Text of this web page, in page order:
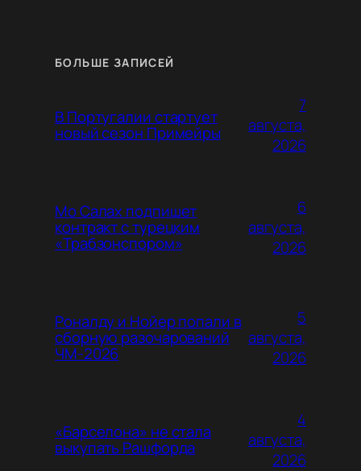
БОЛЬШЕ ЗАПИСЕЙ
В Португалии стартует
новый сезон Примейры
7
августа,
2026
Мо Салах подпишет
контракт с турецким
«Трабзонспором»
6
августа,
2026
Роналду и Нойер попали в
сборную разочарований
ЧМ-2026
5
августа,
2026
«Барселона» не стала
выкупать Рашфорда
4
августа,
2026